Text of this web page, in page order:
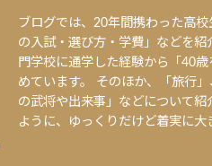
ブログでは、20年間携わった高
の入試・選び方・学費」などを
門学校に通学した経験から「40
めています。 そのほか、「旅行
の武将や出来事」などについて
ように、ゆっくりだけど着実に大